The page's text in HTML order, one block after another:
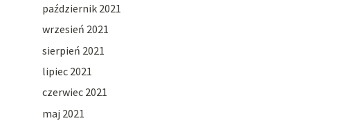
październik 2021
wrzesień 2021
sierpień 2021
lipiec 2021
czerwiec 2021
maj 2021